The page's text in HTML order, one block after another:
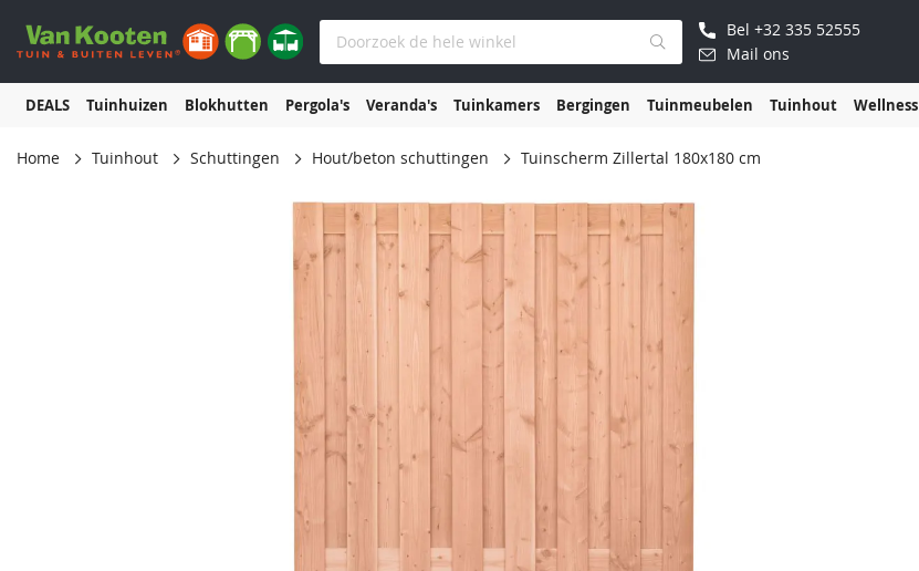
Bel +32 335 52555
Mail ons
DEALS Tuinhuizen Blokhutten Pergola's Veranda's Tuinkamers Bergingen Tuinmeubelen Tuinhout Wellness
Home Tuinhout Schuttingen Hout/beton schuttingen Tuinscherm Zillertal 180x180 cm